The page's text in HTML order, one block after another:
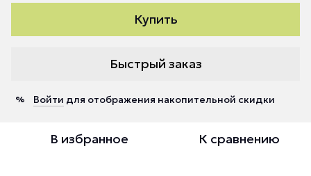
Купить
Быстрый заказ
% Войти для отображения накопительной скидки
В избранное К сравнению